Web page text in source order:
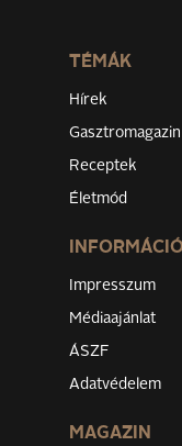
TÉMÁK
Hírek
Gasztromagazin
Receptek
Életmód
Impresszum
Médiaajánlat
ÁSZF
Adatvédelem
MAGAZIN